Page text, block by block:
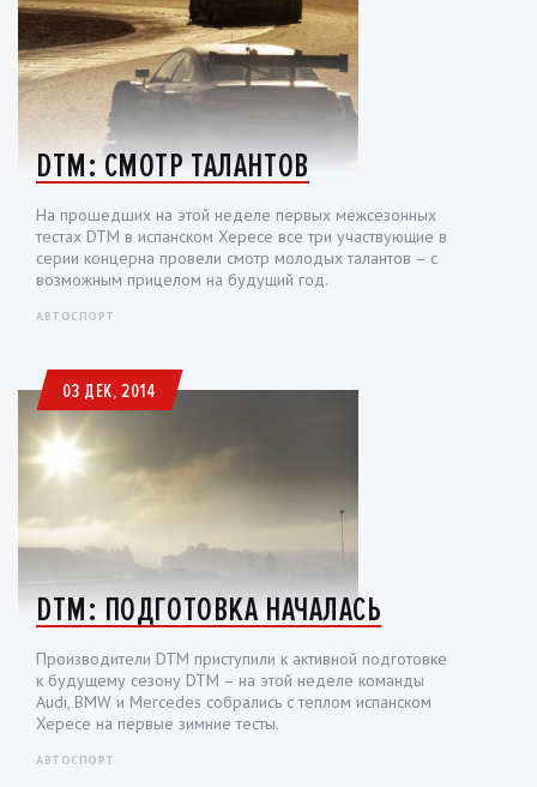
DTM: СМОТР ТАЛАНТОВ
На прошедших на этой неделе первых межсезонных
тестах DTM в испанском Хересе все три участвующие в
серии концерна провели смотр молодых талантов – с
возможным прицелом на будущий год.
АВТОСПОРТ
03 ДЕК, 2014
DTM: ПОДГОТОВКА НАЧАЛАСЬ
Производители DTM приступили к активной подготовке
к будущему сезону DTM – на этой неделе команды
Audi, BMW и Mercedes собрались с теплом испанском
Хересе на первые зимние тесты.
АВТОСПОРТ